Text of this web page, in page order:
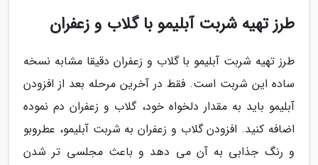
طرز تهیه شربت آبلیمو با گلاب و زعفران
طرز تهیه شربت آبلیمو با گلاب و زعفران دقیقا مشابه نسخه
ساده این شربت است. فقط در آخرین مرحله بعد از افزودن
آبلیمو باید به مقدار دلخواه خود، گلاب و زعفران دم نموده
اضافه کنید. افزودن گلاب و زعفران به شربت آبلیمو، عطروبو
و رنگ جذابی به آن می دهد و باعث مجلسی تر شدن